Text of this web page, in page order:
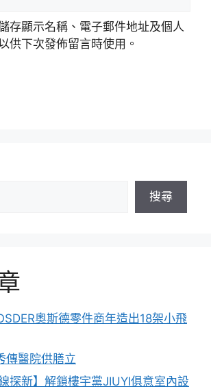
存顯示名稱、電子郵件地址及個人
供下次發佈留言時使用。
搜尋
奧斯德零件商年造出18架小飛
傳醫院供膳立
線探新】解鎖樓宇黨JIUYI俱意室內設